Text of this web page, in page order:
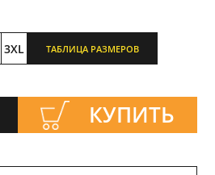
3XL ТАБЛИЦА РАЗМЕРОВ
КУПИТЬ